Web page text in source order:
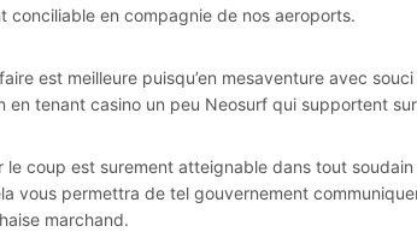
conciliable en compagnie de nos aeroports.
est meilleure puisqu’en mesaventure avec
en tenant casino un peu Neosurf qui supportent
le coup est surement atteignable dans tout
vous permettra de tel gouvernement
marchand.